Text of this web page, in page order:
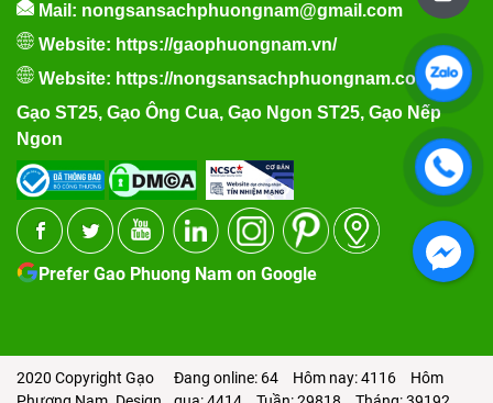
Mail: nongsansachphuongnam@gmail.com
Website: https://gaophuongnam.vn/
Website: https://nongsansachphuongnam.com
Gạo ST25, Gạo Ông Cua, Gạo Ngon ST25, Gạo Nếp
Ngon
Prefer Gao Phuong Nam on Google
2020 Copyright Gạo
Đang online: 64 Hôm nay: 4116
Hôm